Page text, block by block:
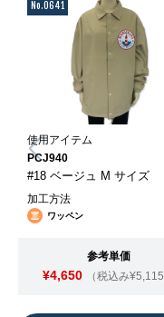
No.0641
使用アイテム
PCJ940
#18 ベージュ M サイズ
加工方法
ワッペン
参考単価
¥4,650 （税込み¥5,115